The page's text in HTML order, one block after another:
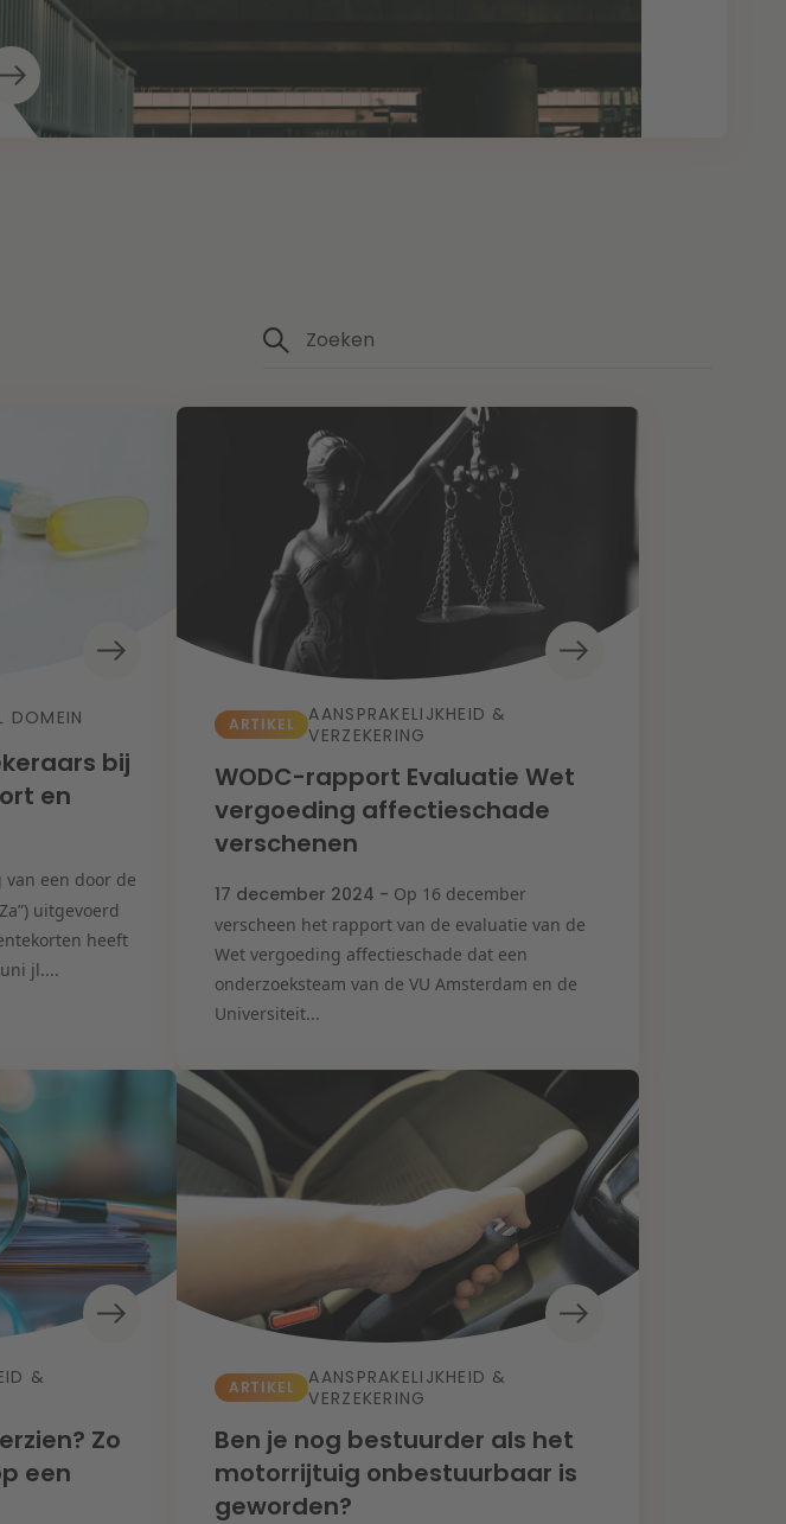
DOMEIN
bij
en
een door de
uitgevoerd
heeft
jl....
ARTIKEL
AANSPRAKELIJKHEID &
VERZEKERING
WODC-rapport Evaluatie Wet
vergoeding affectieschade
verschenen
17 december 2024 - Op 16 december
verscheen het rapport van de evaluatie van de
Wet vergoeding affectieschade dat een
onderzoeksteam van de VU Amsterdam en de
Universiteit...
&
Zo
een
ARTIKEL
AANSPRAKELIJKHEID &
VERZEKERING
Ben je nog bestuurder als het
motorrijtuig onbestuurbaar is
geworden?